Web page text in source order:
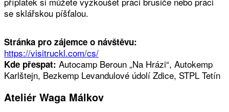
se sklářskou píšťalou.
Stránka pro zájemce o návštěvu:
https://visitruckl.com/cs/
Kde přespat: Autocamp Beroun „Na Hrázi“, Autokemp
Karlštejn, Bezkemp Levandulové údolí Zdice, STPL Tetín
Ateliér Waga Málkov